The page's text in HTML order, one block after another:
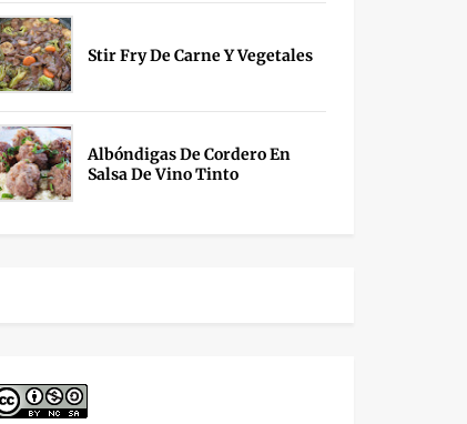
Stir Fry De Carne Y Vegetales
Albóndigas De Cordero En
Salsa De Vino Tinto